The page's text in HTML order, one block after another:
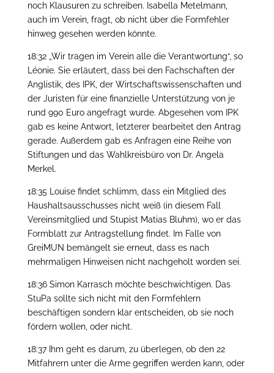
noch Klausuren zu schreiben. Isabella Metelmann,
auch im Verein, fragt, ob nicht über die Formfehler
hinweg gesehen werden könnte.
18:32 „Wir tragen im Verein alle die Verantwortung“, so
Léonie. Sie erläutert, dass bei den Fachschaften der
Anglistik, des IPK, der Wirtschaftswissenschaften und
der Juristen für eine finanzielle Unterstützung von je
rund 990 Euro angefragt wurde. Abgesehen vom IPK
gab es keine Antwort, letzterer bearbeitet den Antrag
gerade. Außerdem gab es Anfragen eine Reihe von
Stiftungen und das Wahlkreisbüro von Dr. Angela
Merkel.
18:35 Louise findet schlimm, dass ein Mitglied des
Haushaltsausschusses nicht weiß (in diesem Fall
Vereinsmitglied und Stupist Matias Bluhm), wo er das
Formblatt zur Antragstellung findet. Im Falle von
GreiMUN bemängelt sie erneut, dass es nach
mehrmaligen Hinweisen nicht nachgeholt worden sei.
18:36 Simon Karrasch möchte beschwichtigen. Das
StuPa sollte sich nicht mit den Formfehlern
beschäftigen sondern klar entscheiden, ob sie noch
fördern wollen, oder nicht.
18:37 Ihm geht es darum, zu überlegen, ob den 22
Mitfahrern unter die Arme gegriffen werden kann, oder